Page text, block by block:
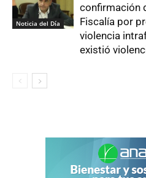
Noticia del Día
confirmación
Fiscalía por
violencia
existió